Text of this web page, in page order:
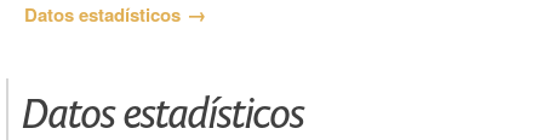
Datos estadísticos
Datos estadísticos